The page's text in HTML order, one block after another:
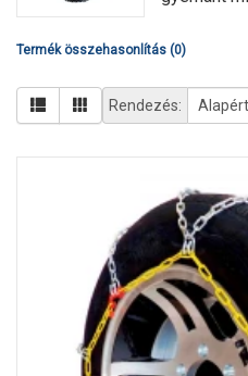
Termék összehasonlítás (0)
Rendezés: